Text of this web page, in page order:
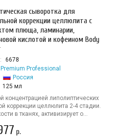
сыворотка для
коррекции целлюлита с
плюща, ламинарии,
кислотой и кофеином Body
6678
Premium Professional
Россия
125 мл
липолиптических
коррекции целлюлита 2-4 стадии.
в тканях, активизирует о...
р.